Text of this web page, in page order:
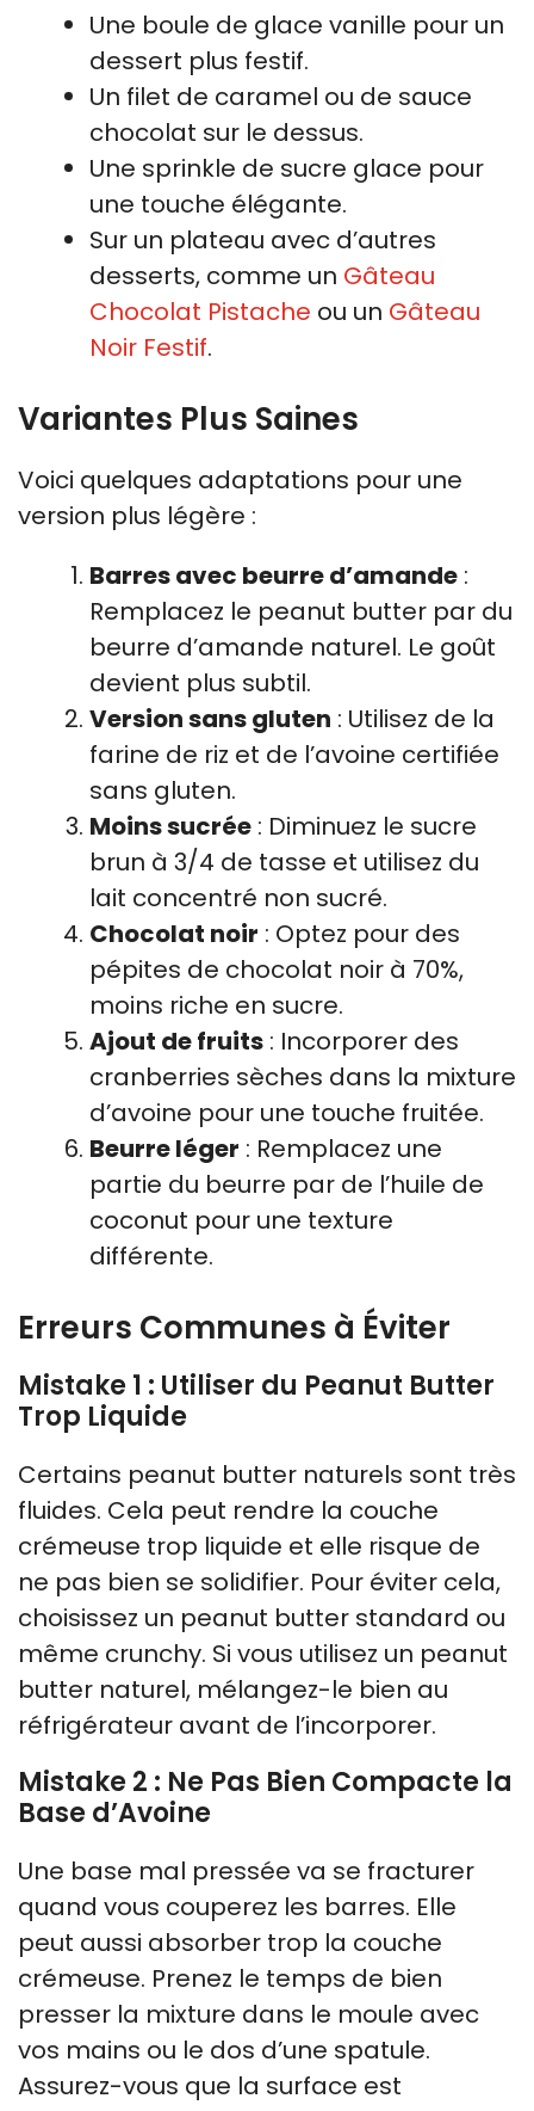
Une boule de glace vanille pour un
dessert plus festif.
Un filet de caramel ou de sauce
chocolat sur le dessus.
Une sprinkle de sucre glace pour
une touche élégante.
Sur un plateau avec d’autres
desserts, comme un Gâteau
Chocolat Pistache ou un Gâteau
Noir Festif.
Variantes Plus Saines
Voici quelques adaptations pour une
version plus légère :
Barres avec beurre d’amande :
Remplacez le peanut butter par du
beurre d’amande naturel. Le goût
devient plus subtil.
Version sans gluten : Utilisez de la
farine de riz et de l’avoine certifiée
sans gluten.
Moins sucrée : Diminuez le sucre
brun à 3/4 de tasse et utilisez du
lait concentré non sucré.
Chocolat noir : Optez pour des
pépites de chocolat noir à 70%,
moins riche en sucre.
Ajout de fruits : Incorporer des
cranberries sèches dans la mixture
d’avoine pour une touche fruitée.
Beurre léger : Remplacez une
partie du beurre par de l’huile de
coconut pour une texture
différente.
Erreurs Communes à Éviter
Mistake 1 : Utiliser du Peanut Butter
Trop Liquide
Certains peanut butter naturels sont très
fluides. Cela peut rendre la couche
crémeuse trop liquide et elle risque de
ne pas bien se solidifier. Pour éviter cela,
choisissez un peanut butter standard ou
même crunchy. Si vous utilisez un peanut
butter naturel, mélangez-le bien au
réfrigérateur avant de l’incorporer.
Mistake 2 : Ne Pas Bien Compacte la
Base d’Avoine
Une base mal pressée va se fracturer
quand vous couperez les barres. Elle
peut aussi absorber trop la couche
crémeuse. Prenez le temps de bien
presser la mixture dans le moule avec
vos mains ou le dos d’une spatule.
Assurez-vous que la surface est